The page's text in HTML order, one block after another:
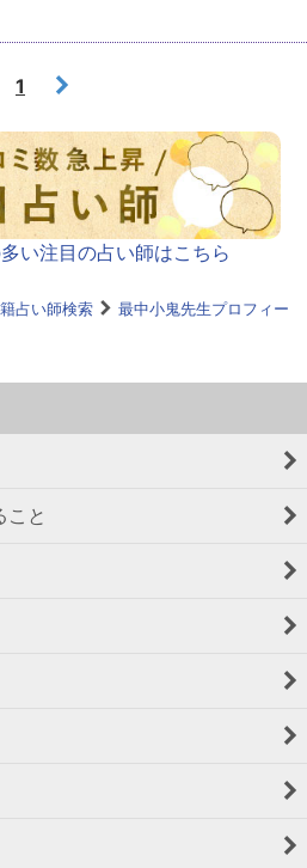
1
い注目の占い師はこちら
占い師検索
最中小鬼先生プロフィー
こと